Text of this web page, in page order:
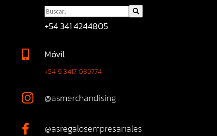
+54 341 4244805
 Móvil
+54 9 3417 039774
 @asmerchandising
 @asregalosempresariales